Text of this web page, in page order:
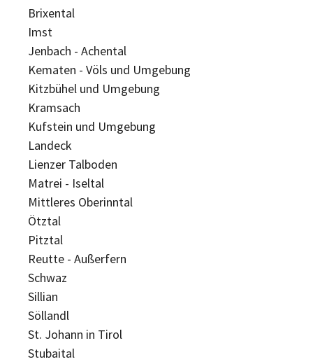
Brixental
Imst
Jenbach - Achental
Kematen - Völs und Umgebung
Kitzbühel und Umgebung
Kramsach
Kufstein und Umgebung
Landeck
Lienzer Talboden
Matrei - Iseltal
Mittleres Oberinntal
Ötztal
Pitztal
Reutte - Außerfern
Schwaz
Sillian
Söllandl
St. Johann in Tirol
Stubaital